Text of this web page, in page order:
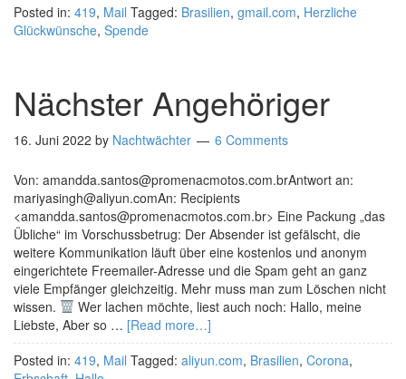
Posted in: 419, Mail Tagged: Brasilien, gmail.com, Herzliche
Glückwünsche, Spende
Nächster Angehöriger
16. Juni 2022 by Nachtwächter 6 Comments
Von: amandda.santos@promenacmotos.com.brAntwort an:
mariyasingh@aliyun.comAn: Recipients
<amandda.santos@promenacmotos.com.br> Eine Packung „das
Übliche“ im Vorschussbetrug: Der Absender ist gefälscht, die
weitere Kommunikation läuft über eine kostenlos und anonym
eingerichtete Freemailer-Adresse und die Spam geht an ganz
viele Empfänger gleichzeitig. Mehr muss man zum Löschen nicht
wissen.
Wer lachen möchte, liest auch noch: Hallo, meine
Liebste, Aber so … [Read more…]
Posted in: 419, Mail Tagged: aliyun.com, Brasilien, Corona,